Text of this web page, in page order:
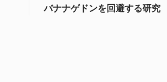
バナナゲドンを回避する研究